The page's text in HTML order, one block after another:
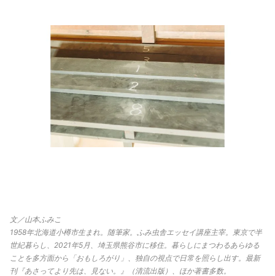
文／山本ふみこ
1958年北海道小樽市生まれ。随筆家。ふみ虫舎エッセイ講座主宰。東京で半
世紀暮らし、2021年5月、埼玉県熊谷市に移住。暮らしにまつわるあらゆる
ことを多方面から「おもしろがり」、独自の視点で日常を照らし出す。最新
刊『あさってより先は、見ない。』（清流出版）、ほか著書多数。